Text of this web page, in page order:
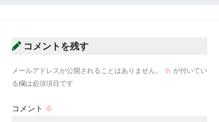
コメントを残す
メールアドレスが公開されることはありません。 ※ が付いてい
る欄は必須項目です
コメント ※